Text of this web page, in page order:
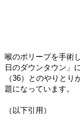
喉のポリープを手術
日のダウンタウン」
（36）とのやりと
題になっています。
（以下引用）